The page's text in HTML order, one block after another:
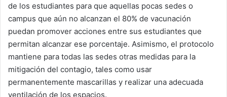
de los estudiantes para que aquellas pocas sedes o
campus que aún no alcanzan el 80% de vacunación
puedan promover acciones entre sus estudiantes que
permitan alcanzar ese porcentaje. Asimismo, el protocolo
mantiene para todas las sedes otras medidas para la
mitigación del contagio, tales como usar
permanentemente mascarillas y realizar una adecuada
ventilación de los espacios.